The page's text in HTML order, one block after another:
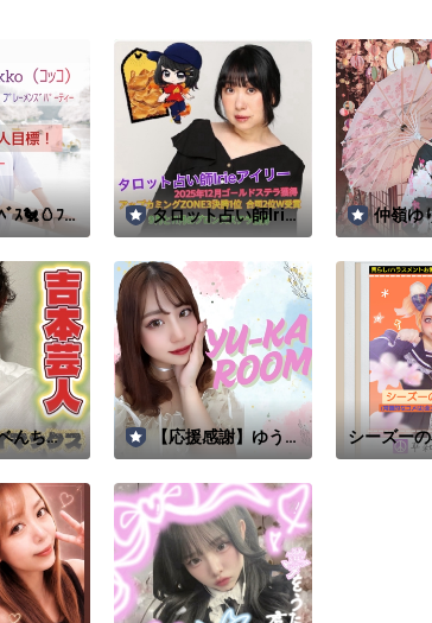
ｽ🐔🥚ﾌﾞ
ﾃｨｰ
タロット占い師Irie
アイリー♡秋葉原ビ
ジョンCM1位有難
う
仲嶺ゆ
んち
クライ
ずっと
クス
【応援感謝】ゆう
か🦔🌸
シーズー
*。